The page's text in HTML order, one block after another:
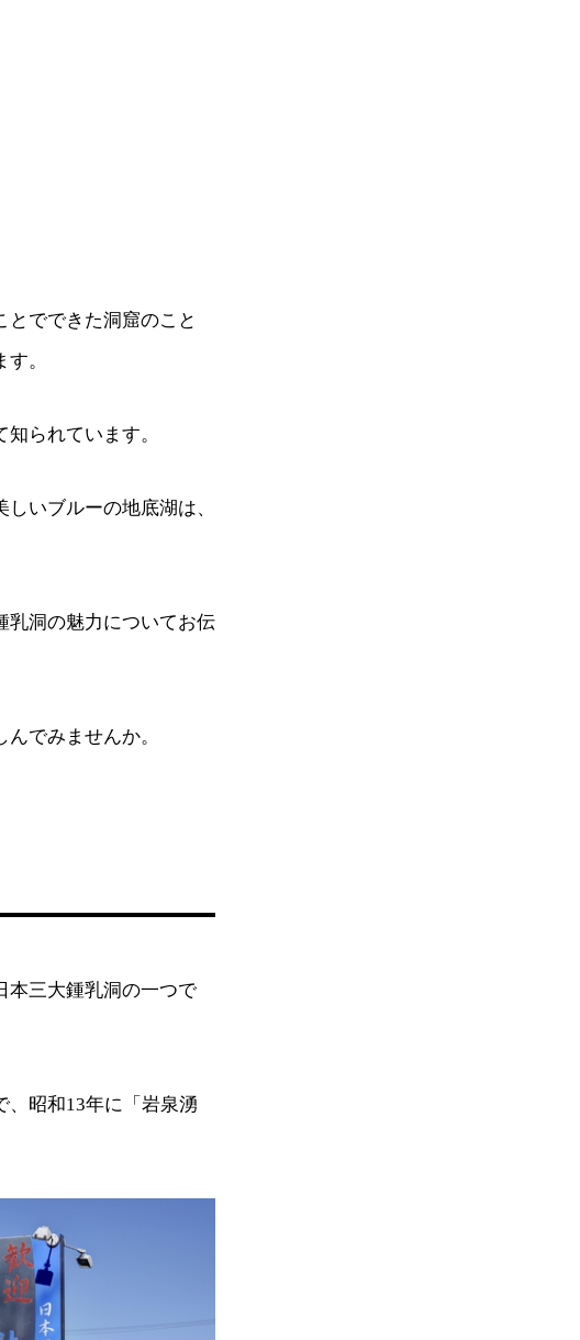
でできた洞窟のこと
。
られています。
いブルーの地底湖は、
乳洞の魅力についてお伝
でみませんか。
本三大鍾乳洞の一つで
、昭和13年に「岩泉湧